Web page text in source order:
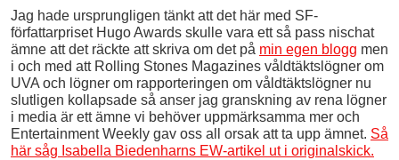
Jag hade ursprungligen tänkt att det här med SF-
författarpriset Hugo Awards skulle vara ett så pass nischat
ämne att det räckte att skriva om det på min egen blogg men
i och med att Rolling Stones Magazines våldtäktslögner om
UVA och lögner om rapporteringen om våldtäktslögner nu
slutligen kollapsade så anser jag granskning av rena lögner
i media är ett ämne vi behöver uppmärksamma mer och
Entertainment Weekly gav oss all orsak att ta upp ämnet. Så
här såg Isabella Biedenharns EW-artikel ut i originalskick.